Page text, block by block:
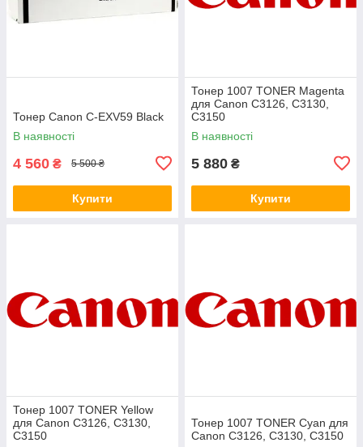
Тонер Canon C-EXV59 Black
В наявності
4 560 ₴ 5 500 ₴
Купити
Тонер 1007 TONER Magenta
для Canon C3126, C3130,
C3150
В наявності
5 880 ₴
Купити
Тонер 1007 TONER Yellow
для Canon C3126, C3130,
C3150
Тонер 1007 TONER Cyan для
Canon C3126, C3130, C3150